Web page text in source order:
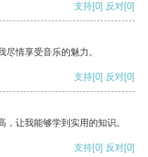
支持[0] 反对[0]
情享受音乐的魅力。
支持[0] 反对[0]
让我能够学到实用的知识。
支持[0] 反对[0]